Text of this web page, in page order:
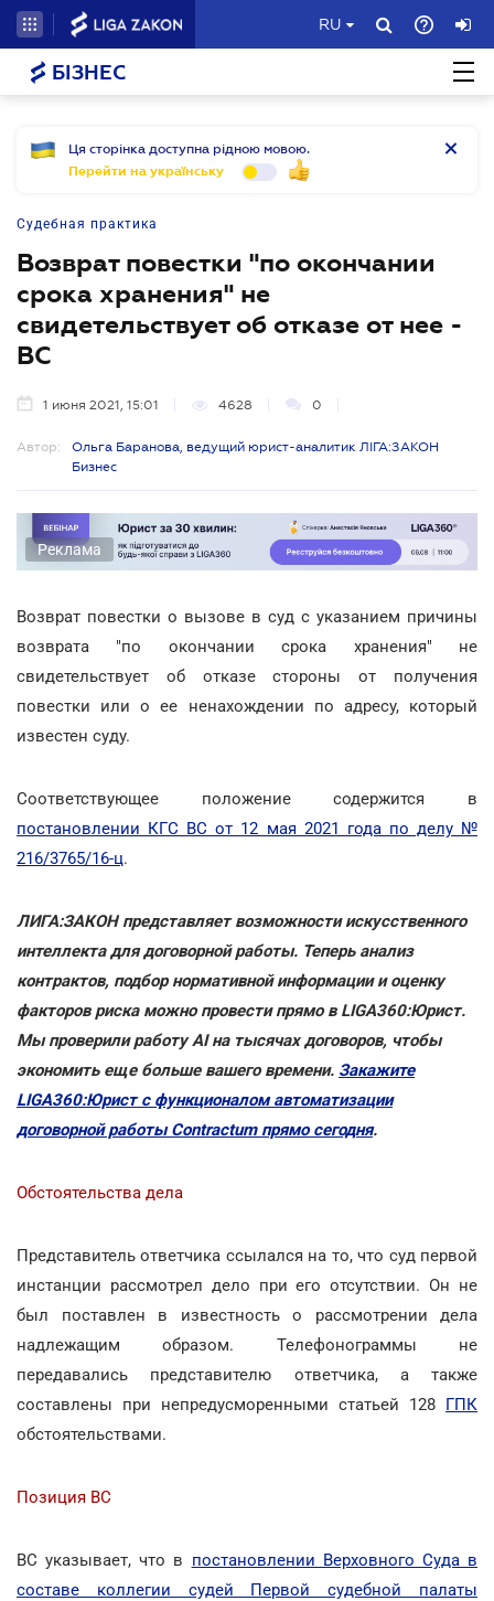
RU
БІЗНЕС
Ця сторінка доступна рідною мовою.
Перейти на українську
Судебная практика
Возврат повестки "по окончании
срока хранения" не
свидетельствует об отказе от нее -
ВС
1 июня 2021, 15:01 4628 0
Автор:
Ольга Баранова, ведущий юрист-аналитик ЛІГА:ЗАКОН
Бизнес
Реклама
Возврат повестки о вызове в суд с указанием причины
возврата "по окончании срока хранения" не
свидетельствует об отказе стороны от получения
повестки или о ее ненахождении по адресу, который
известен суду.
Соответствующее положение содержится в
постановлении КГС ВС от 12 мая 2021 года по делу №
216/3765/16-ц.
ЛИГА:ЗАКОН представляет возможности искусственного
интеллекта для договорной работы. Теперь анализ
контрактов, подбор нормативной информации и оценку
факторов риска можно провести прямо в LIGA360:Юрист.
Мы проверили работу AI на тысячах договоров, чтобы
экономить еще больше вашего времени. Закажите
LIGA360:Юрист с функционалом автоматизации
договорной работы Contractum прямо сегодня.
Обстоятельства дела
Представитель ответчика ссылался на то, что суд первой
инстанции рассмотрел дело при его отсутствии. Он не
был поставлен в известность о рассмотрении дела
надлежащим образом. Телефонограммы не
передавались представителю ответчика, а также
составлены при непредусморенными статьей 128 ГПК
обстоятельствами.
Позиция ВС
ВС указывает, что в постановлении Верховного Суда в
составе коллегии судей Первой судебной палаты